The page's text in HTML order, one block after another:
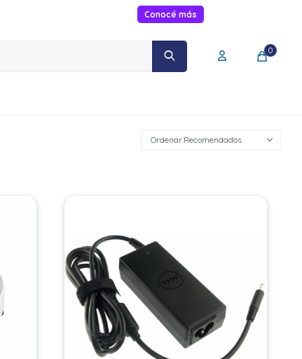
Conocé más
0
Recomendados